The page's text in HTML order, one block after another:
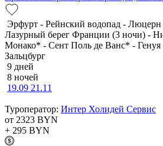
Эрфурт - Рейнский водопад -
Лазурный берег Франции (3 ночи) -
Монако* - Сент Поль де Ванс* -
Зальцбург
9 дней
8 ночей
19.09 21.11
Туроператор: Интер Холидей Сервис
от 2323 BYN
+ 295 BYN